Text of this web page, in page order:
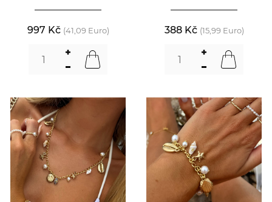
997 Kč (41,09 Euro) 388 Kč (15,99 Euro)